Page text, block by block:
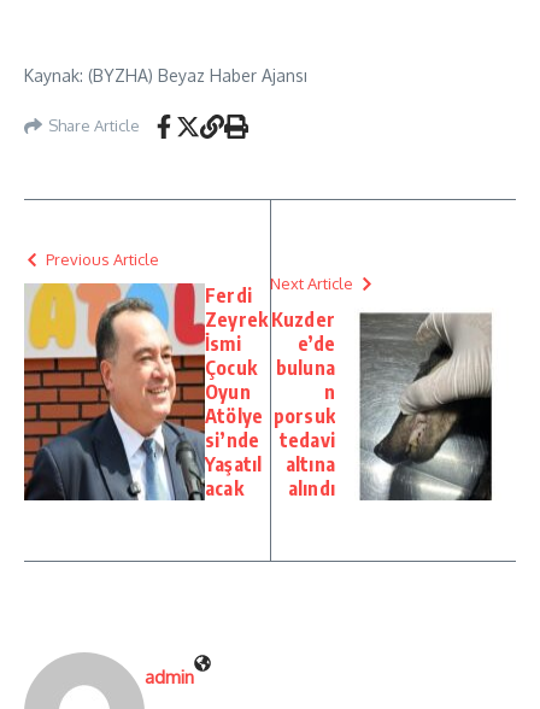
Kaynak: (BYZHA) Beyaz Haber Ajansı
Share Article
Previous Article
Ferdi
Zeyrek
İsmi
Çocuk
Oyun
Atölye
si’nde
Yaşatıl
acak
Next Article
Kuzder
e’de
buluna
n
porsuk
tedavi
altına
alındı
admin